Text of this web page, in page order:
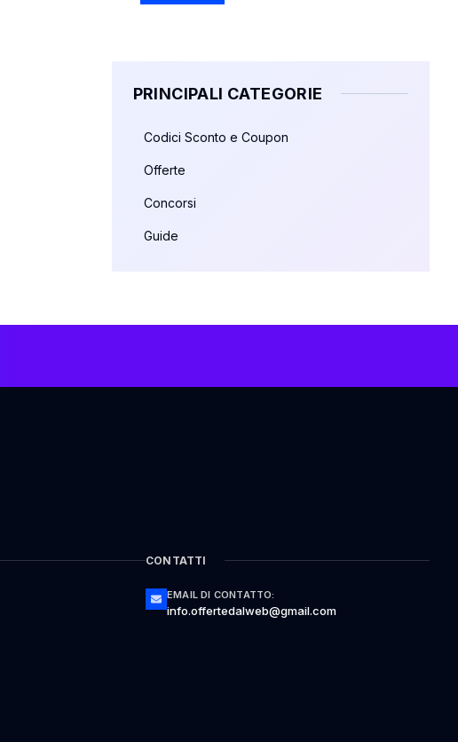
PRINCIPALI CATEGORIE
Codici Sconto e Coupon
Offerte
Concorsi
Guide
CONTATTI
EMAIL DI CONTATTO:
info.offertedalweb@gmail.com